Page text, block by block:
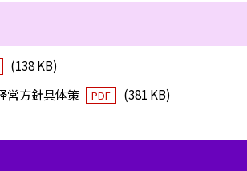
(138 KB)
営方針具体策
PDF (381 KB)